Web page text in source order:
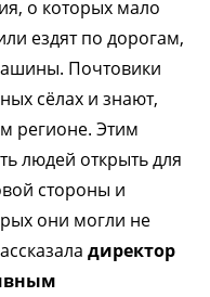
о которых мало
ездят по дорогам,
Почтовики
сёлах и знают,
регионе. Этим
людей открыть для
стороны и
они могли не
директор